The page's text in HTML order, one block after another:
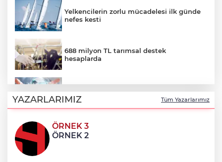
Yelkencilerin zorlu mücadelesi ilk günde
nefes kesti
688 milyon TL tarımsal destek
hesaplarda
kapılar açıyor
Hakkari'de JİHA destekli operasyonda
253 kilo esrar ele geçirildi
YAZARLARIMIZ Tüm Yazarlarımız
ÖRNEK 3
ÖRNEK 2